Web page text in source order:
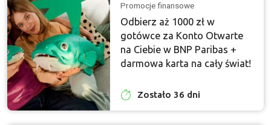
Promocje finansowe
Odbierz aż 1000 zł w
gotówce za Konto Otwarte
na Ciebie w BNP Paribas +
darmowa karta na cały świat!
Zostało 36 dni